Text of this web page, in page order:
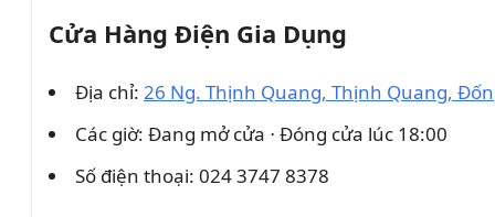
Cửa Hàng Điện Gia Dụng
Địa chỉ: 26 Ng. Thịnh Quang, Thịnh Quang,
Các giờ: Đang mở cửa ⋅ Đóng cửa lúc 18:00
Số điện thoại: 024 3747 8378